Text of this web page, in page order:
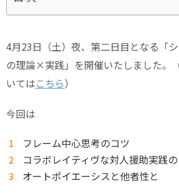
4月23日（土）夜、第二日目となる「
の理論×実践」を開催いたしました。
いてはこちら）
今回は
フレーム中心思考のコツ
コラボレイティヴな対人援助実践
オートポイエーシスと他者性と